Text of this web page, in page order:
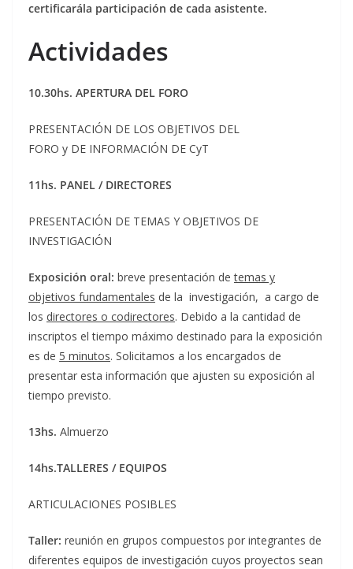
certificarála participación de cada asistente.
Actividades
10.30hs. APERTURA DEL FORO
PRESENTACIÓN DE LOS OBJETIVOS DEL
FORO y DE INFORMACIÓN DE CyT
11hs. PANEL / DIRECTORES
PRESENTACIÓN DE TEMAS Y OBJETIVOS DE
INVESTIGACIÓN
Exposición oral: breve presentación detemas y
objetivos fundamentales de la investigación, a cargo de
los directores o codirectores. Debido a la cantidad de
inscriptos el tiempo máximo destinado para la exposición
es de 5 minutos. Solicitamos a los encargados de
presentar esta información que ajusten su exposición al
tiempo previsto.
13hs. Almuerzo
14hs.TALLERES / EQUIPOS
ARTICULACIONES POSIBLES
Taller: reunión en grupos compuestos por integrantes de
diferentes equipos de investigación cuyos proyectos sean